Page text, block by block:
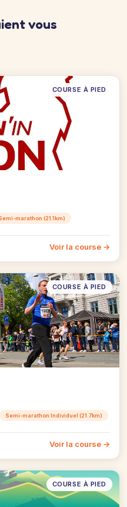
vous
COURSE À PIED
marathon (21.1km)
Voir la course →
COURSE À PIED
Semi-marathon Individuel (21.7km)
Voir la course →
COURSE À PIED